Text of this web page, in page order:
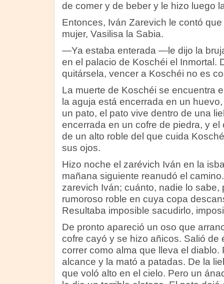
de comer y de beber y le hizo luego
Entonces, Iván Zarevich le contó
mujer, Vasilisa la Sabia.
—Ya estaba enterada —le dijo la
en el palacio de Koschéi el Inmortal.
quitársela, vencer a Koschéi no es
La muerte de Koschéi se encuentra
la aguja está encerrada en un
un pato, el pato vive dentro de una
encerrada en un cofre de piedra, y
de un alto roble del que cuida
sus ojos.
Hizo noche el zarévich Iván en la
mañana siguiente reanudó el
zarevich Iván; cuánto, nadie lo sabe,
rumoroso roble en cuya copa
Resultaba imposible sacudirlo,
De pronto apareció un oso que
cofre cayó y se hizo añicos. Salió de
correr como alma que lleva el diablo.
alcance y la mató a patadas. De la
que voló alto en el cielo. Pero un